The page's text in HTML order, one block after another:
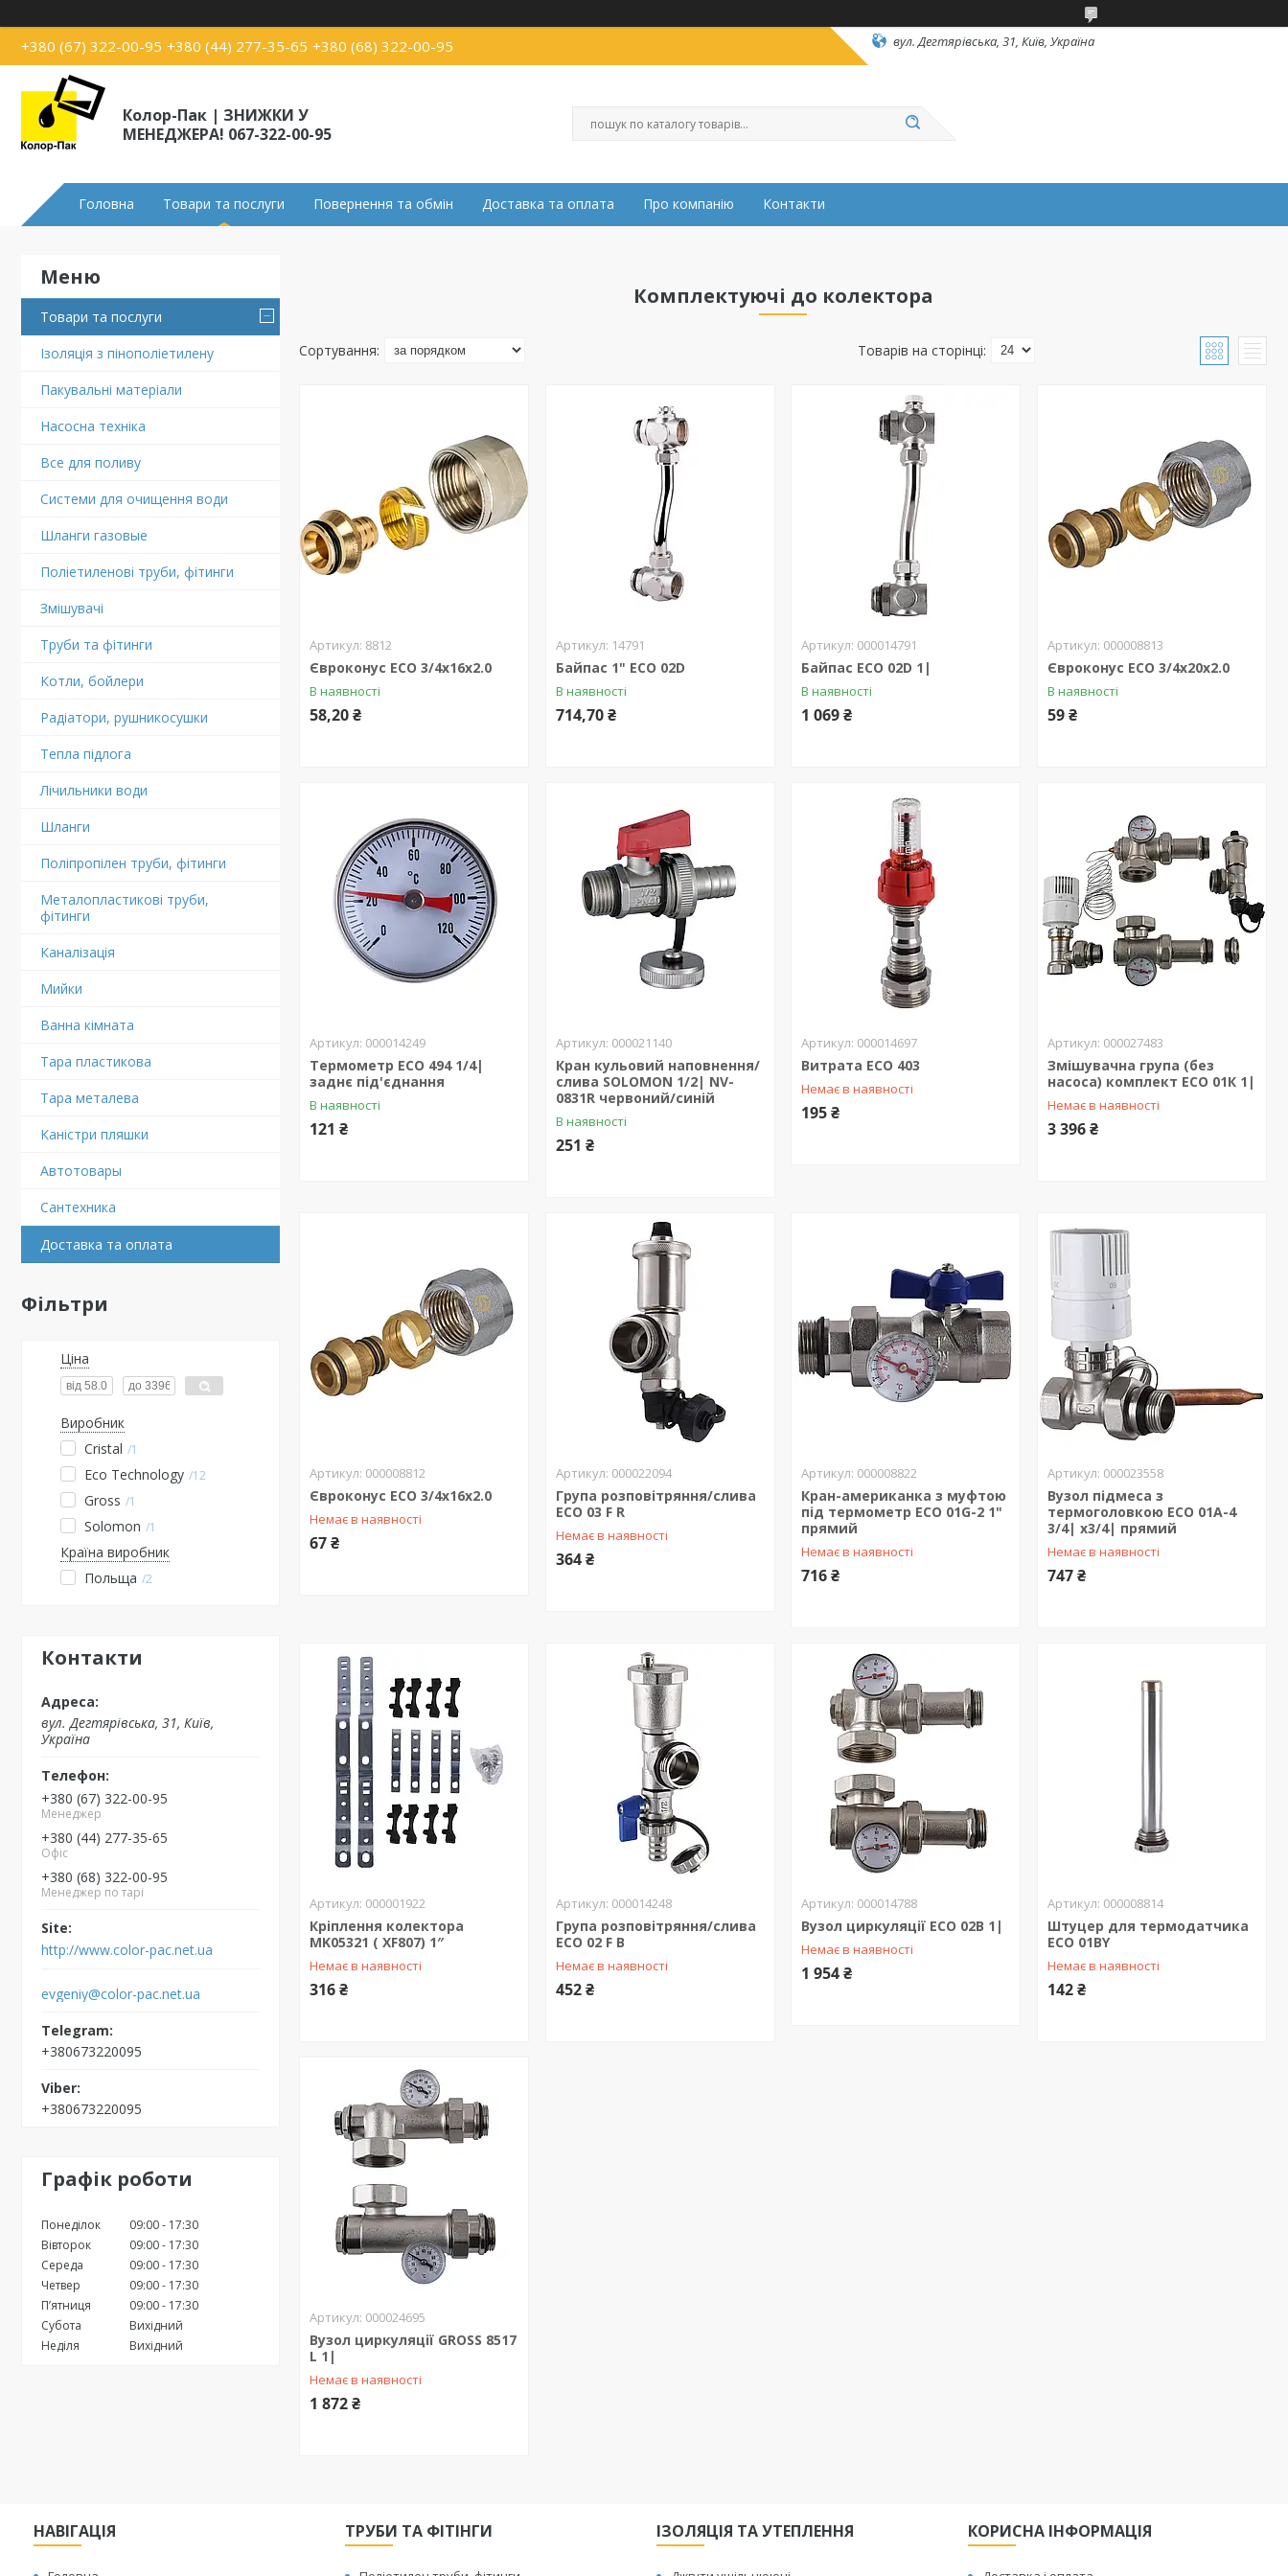
+380 (67) 322-00-95 +380 (44) 277-35-65 +380 (68) 322-00-95 вул. Дегтярівська, 31, Київ, Україна
Колор-Пак | ЗНИЖКИ У
МЕНЕДЖЕРА! 067-322-00-95
Головна Товари та послуги Повернення та обмін Доставка та оплата Про компанію Контакти
Товари та послуги
Ізоляція з пінополіетилену
Пакувальні матеріали
Насосна техніка
Все для поливу
Системи для очищення води
Шланги газовые
Поліетиленові труби, фітинги
Змішувачі
Труби та фітинги
Котли, бойлери
Радіатори, рушникосушки
Тепла підлога
Лічильники води
Шланги
Поліпропілен труби, фітинги
Металопластикові труби,
фітинги
Каналізація
Мийки
Ванна кімната
Тара пластикова
Тара металева
Каністри пляшки
Автотовары
Сантехника
Доставка та оплата
Фільтри
Ціна
Виробник
Cristal
1
Eco Technology 12
Gross 1
Solomon 1
Країна виробник
Польща 2
Контакти
вул. Дегтярівська, 31, Київ,
Україна
+380 (67) 322-00-95
Менеджер
+380 (44) 277-35-65
Офіс
+380 (68) 322-00-95
Менеджер по тарі
http://www.color-pac.net.ua
evgeniy@color-pac.net.ua
+380673220095
+380673220095
Графік роботи
Понеділок 09:00
17:30
Вівторок
09:00
17:30
Середа
09:00
17:30
Четвер
09:00
17:30
Пʼятниця
09:00
17:30
Субота
Вихідний
Неділя
Вихідний
Комплектуючі до колектора
8812
Євроконус ECO 3/4х16х2.0
В наявності
58,20 ₴
14791
Байпас 1" ECO 02D
В наявності
714,70 ₴
000014791
Байпас ECO 02D 1|
В наявності
1 069 ₴
000008813
Євроконус ECO 3/4х20х2.0
В наявності
59 ₴
000014249
Термометр ECO 494 1/4|
заднє під'єднання
В наявності
121 ₴
000021140
Кран кульовий наповнення/
слива SOLOMON 1/2| NV-
0831R червоний/синій
В наявності
251 ₴
000014697
Витрата ECO 403
Немає в наявності
195 ₴
000027483
Змішувачна група (без
насоса) комплект ECO 01К 1|
Немає в наявності
3 396 ₴
000008812
Євроконус ECO 3/4х16х2.0
Немає в наявності
67 ₴
000022094
Група розповітряння/слива
ECO 03 F R
Немає в наявності
364 ₴
000008822
Кран-американка з муфтою
під термометр ECO 01G-2 1"
прямий
Немає в наявності
716 ₴
000023558
Вузол підмеса з
термоголовкою ECO 01A-4
3/4| х3/4| прямий
Немає в наявності
747 ₴
000001922
Кріплення колектора
MK05321 ( XF807) 1″
Немає в наявності
316 ₴
000014248
Група розповітряння/слива
ECO 02 F B
Немає в наявності
452 ₴
000014788
Вузол циркуляції ECO 02B 1|
Немає в наявності
1 954 ₴
000008814
Штуцер для термодатчика
ECO 01BY
Немає в наявності
142 ₴
000024695
Вузол циркуляції GROSS 8517
L 1|
Немає в наявності
1 872 ₴
НАВІГАЦІЯ ТРУБИ ТА ФІТІНГИ ІЗОЛЯЦІЯ ТА УТЕПЛЕННЯ КОРИСНА ІНФОРМАЦІЯ